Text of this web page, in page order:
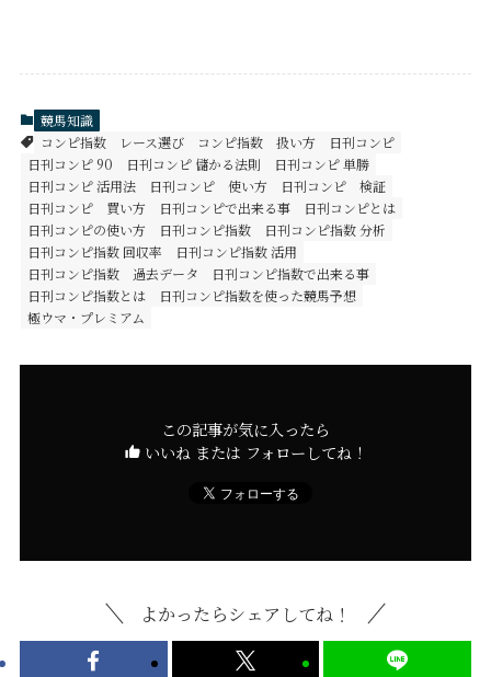
競馬知識
コンピ指数 レース選び
コンピ指数 扱い方
日刊コンピ
日刊コンピ 90
日刊コンピ 儲かる法則
日刊コンピ 単勝
日刊コンピ 活用法
日刊コンピ 使い方
日刊コンピ 検証
日刊コンピ 買い方
日刊コンピで出来る事
日刊コンピとは
日刊コンピの使い方
日刊コンピ指数
日刊コンピ指数 分析
日刊コンピ指数 回収率
日刊コンピ指数 活用
日刊コンピ指数 過去データ
日刊コンピ指数で出来る事
日刊コンピ指数とは
日刊コンピ指数を使った競馬予想
極ウマ・プレミアム
この記事が気に入ったら
いいね または フォローしてね！
よかったらシェアしてね！